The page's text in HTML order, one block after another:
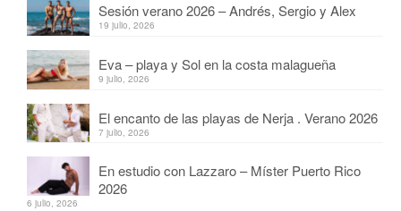
Sesión verano 2026 – Andrés, Sergio y Alex
19 julio, 2026
Eva – playa y Sol en la costa malagueña
9 julio, 2026
El encanto de las playas de Nerja . Verano 2026
7 julio, 2026
En estudio con Lazzaro – Míster Puerto Rico
2026
6 julio, 2026